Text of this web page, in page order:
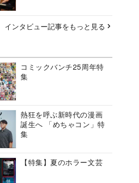
インタビュー記事をもっと見る
コミックバンチ25周年特
集
熱狂を呼ぶ新時代の漫画
誕生へ 「めちゃコン」特
集
【特集】夏のホラー文芸